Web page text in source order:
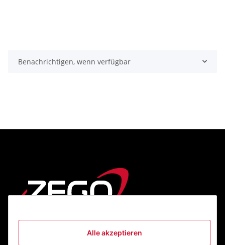
Alle akzeptieren
Benachrichtigen, wenn verfügbar
Informationen